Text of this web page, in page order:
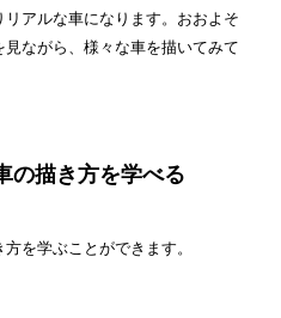
アルな車になります。おおよそ
ながら、様々な車を描いてみて
の描き方を学べる
を学ぶことができます。